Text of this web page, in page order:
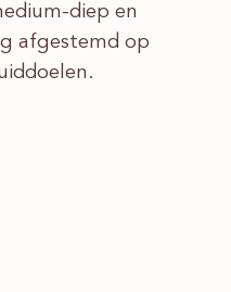
diep en
afgestemd op